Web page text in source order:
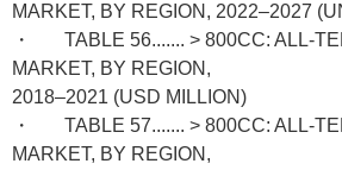
MARKET, BY REGION, 2022–2027
・ TABLE 56....... > 800CC: ALL-
MARKET, BY REGION,
2018–2021 (USD MILLION)
・ TABLE 57....... > 800CC: ALL-
MARKET, BY REGION,